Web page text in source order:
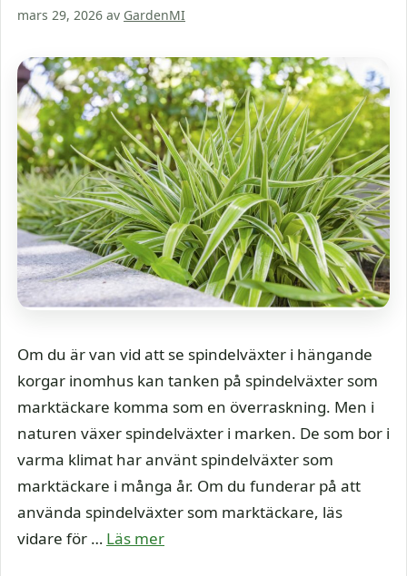
mars 29, 2026 av GardenMI
Om du är van vid att se spindelväxter i hängande
korgar inomhus kan tanken på spindelväxter som
marktäckare komma som en överraskning. Men i
naturen växer spindelväxter i marken. De som bor i
varma klimat har använt spindelväxter som
marktäckare i många år. Om du funderar på att
använda spindelväxter som marktäckare, läs
vidare för … Läs mer